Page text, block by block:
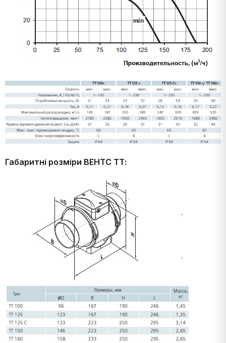
Габаритні розміри ВЕНТС ТТ: